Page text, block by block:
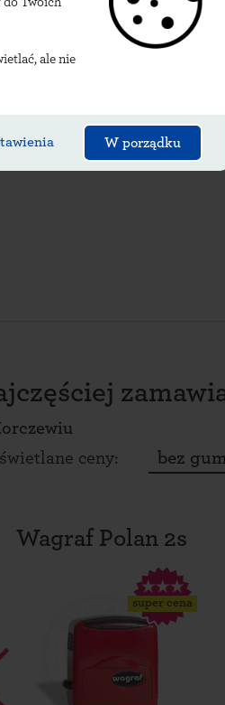
ale nie
W porządku
ceny:
bez
Wagraf Polan 2s
super cena